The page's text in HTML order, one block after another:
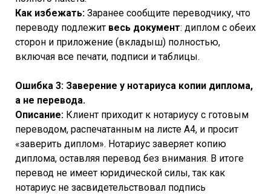
Как избежать: Заранее сообщите переводчику, что
переводу подлежит весь документ: диплом с обеих
сторон и приложение (вкладыш) полностью,
включая все печати, подписи и таблицы.
Ошибка 3: Заверение у нотариуса копии диплома,
а не перевода.
Описание: Клиент приходит к нотариусу с готовым
переводом, распечатанным на листе А4, и просит
«заверить диплом». Нотариус заверяет копию
диплома, оставляя перевод без внимания. В итоге
перевод не имеет юридической силы, так как
нотариус не засвидетельствовал подпись